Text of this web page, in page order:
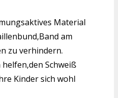
Material
am
zu verhindern.
Schweiß
Kinder sich wohl